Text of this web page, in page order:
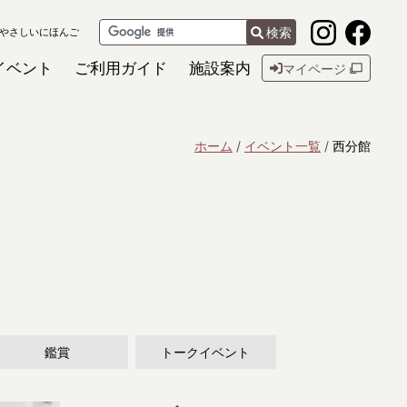
さしいにほんご 検索
ベント ご利用ガイド 施設案内 マイページ
ホーム イベント一覧 西分館
鑑賞 トークイベント